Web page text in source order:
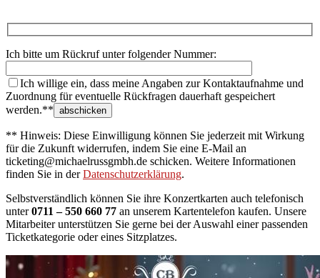
Ich bitte um Rückruf unter folgender Nummer:
Ich willige ein, dass meine Angaben zur Kontaktaufnahme und
Zuordnung für eventuelle Rückfragen dauerhaft gespeichert
werden.**
** Hinweis: Diese Einwilligung können Sie jederzeit mit Wirkung
für die Zukunft widerrufen, indem Sie eine E-Mail an
ticketing@michaelrussgmbh.de schicken. Weitere Informationen
finden Sie in derDatenschutzerklärung.
Selbstverständlich können Sie ihre Konzertkarten auch telefonisch
unter0711 – 550 660 77 an unserem Kartentelefon kaufen. Unsere
Mitarbeiter unterstützen Sie gerne bei der Auswahl einer passenden
Ticketkategorie oder eines Sitzplatzes.